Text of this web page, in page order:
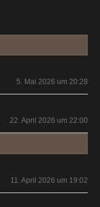
5. Mai 2026 um 20:28
22. April 2026 um 22:00
11. April 2026 um 19:02